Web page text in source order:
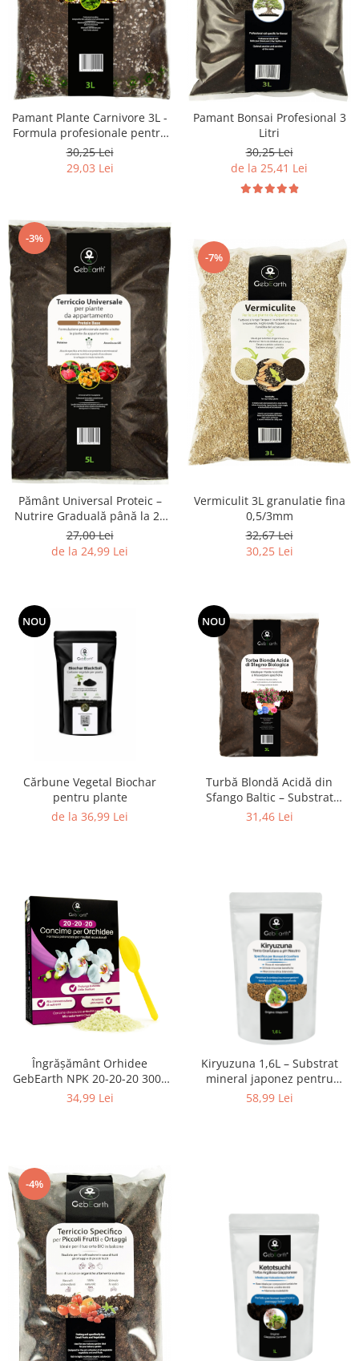
Pamant Plante Carnivore 3L -
Formula profesionale pentru
toate plantele carnivore
30,25 Lei
29,03 Lei
Pamant Bonsai Profesional 3
Litri
30,25 Lei
de la 25,41 Lei
-3%
Pământ Universal Proteic –
Nutrire Graduală până la 24
luni, pentru Plante în Ghiveci
27,00 Lei
de la 24,99 Lei
-7%
Vermiculit 3L granulatie fina
0,5/3mm
32,67 Lei
30,25 Lei
NOU
Cărbune Vegetal Biochar
pentru plante
de la 36,99 Lei
NOU
Turbă Blondă Acidă din
Sfango Baltic – Substrat
Premium pentru Dionea,
31,46 Lei
Îngrășământ Orhidee
GebEarth NPK 20-20-20 300g
Solubil
34,99 Lei
Kiryuzuna 1,6L – Substrat
mineral japonez pentru
bonsai conifere, drenaj și
58,99 Lei
-4%